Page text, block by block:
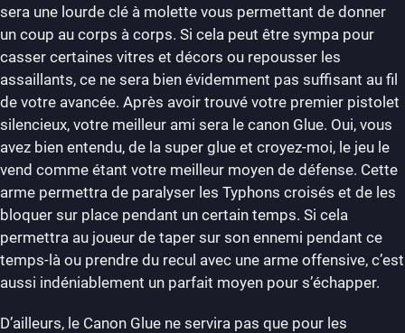
sera une lourde clé à molette vous permettant de donner
un coup au corps à corps. Si cela peut être sympa pour
casser certaines vitres et décors ou repousser les
assaillants, ce ne sera bien évidemment pas suffisant au fil
de votre avancée. Après avoir trouvé votre premier pistolet
silencieux, votre meilleur ami sera le canon Glue. Oui, vous
avez bien entendu, de la super glue et croyez-moi, le jeu le
vend comme étant votre meilleur moyen de défense. Cette
arme permettra de paralyser les Typhons croisés et de les
bloquer sur place pendant un certain temps. Si cela
permettra au joueur de taper sur son ennemi pendant ce
temps-là ou prendre du recul avec une arme offensive, c’est
aussi indéniablement un parfait moyen pour s’échapper.
D’ailleurs, le Canon Glue ne servira pas que pour les